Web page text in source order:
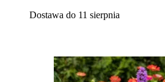
Dostawa do 11 sierpnia